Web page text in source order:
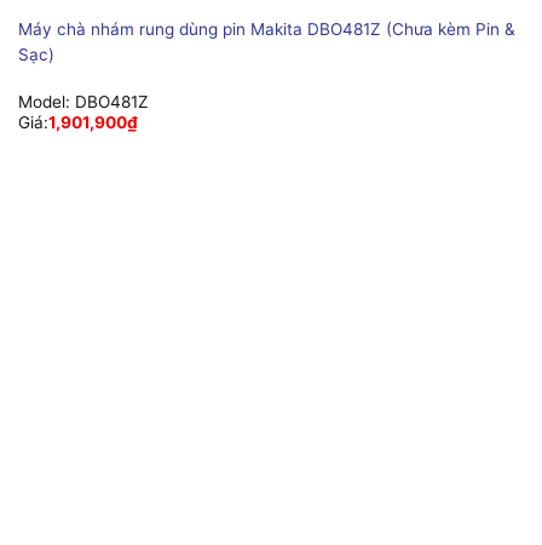
Máy chà nhám rung dùng pin Makita DBO481Z (Chưa kèm Pin &
Sạc)
Model: DBO481Z
Giá:1,901,900₫